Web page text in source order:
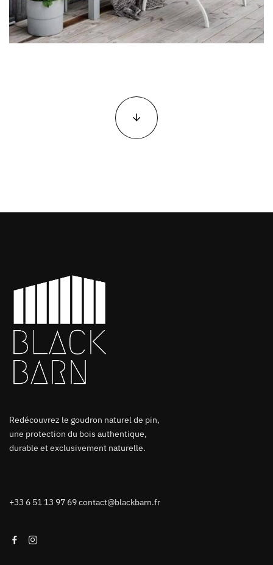
Redécouvrez le goudron naturel de pin,
une protection du bois authentique,
durable et exclusivement naturelle.
+33 6 51 13 97 69contact@blackbarn.fr